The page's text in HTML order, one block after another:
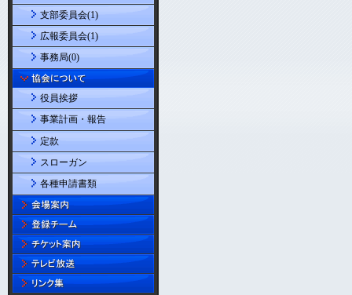
支部委員会(1)
広報委員会(1)
事務局(0)
役員挨拶
事業計画・報告
定款
スローガン
各種申請書類